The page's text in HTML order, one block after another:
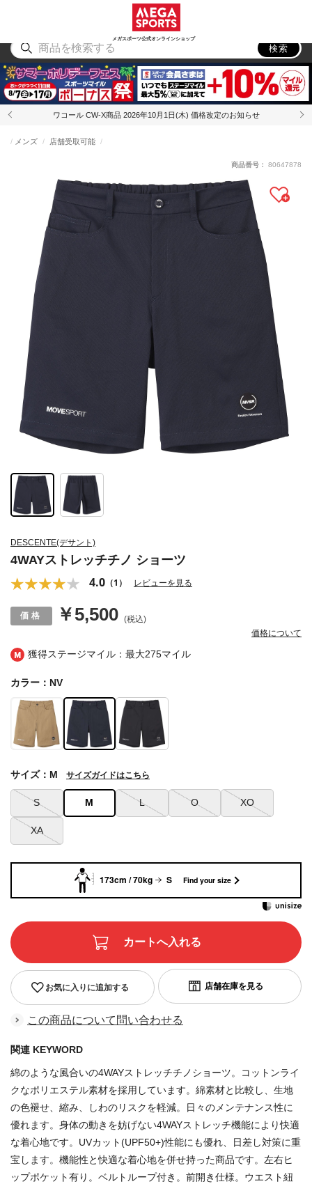
メガスポーツ公式オンラインショップ
アウトドア
検索
ワコール CW-X商品 2026年10月1日(木) 価格改定のお知らせ
獲得ステージマイル：最大275マイル
DESCENTE(デサント)
4WAYストレッチチノ ショーツ
4.0 （1） レビューを見る
メンズ 店舗受取可能
￥5,500 (税込)
価格について
商品番号： 80647878
カラー：NV
S M L O XO
XA
サイズ：M サイズガイドはこちら
お気に入りに追加する
この商品について問い合わせる
関連 KEYWORD
綿のような風合いの4WAYストレッチチノショーツ。コットンライ
クなポリエステル素材を採用しています。綿素材と比較し、生地
の色褪せ、縮み、しわのリスクを軽減。日々のメンテナンス性に
優れます。身体の動きを妨げない4WAYストレッチ機能により快適
な着心地です。UVカット(UPF50+)性能にも優れ、日差し対策に重
宝します。機能性と快適な着心地を併せ持った商品です。左右ヒ
ップポケット有り。ベルトループ付き。前開き仕様。ウエスト紐
173cm / 70kg S Find your size